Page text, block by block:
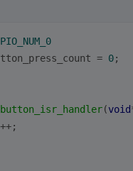
= 0;
button_isr_handler(void